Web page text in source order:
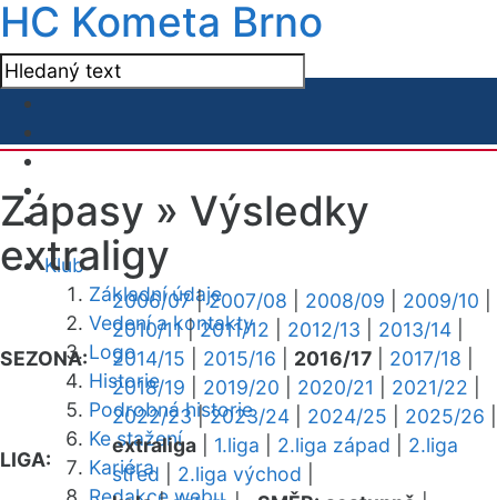
HC Kometa Brno
Klub
Základní údaje
Vedení a kontakty
Logo
Historie
Podrobná historie
Ke stažení
Kariéra
Zápasy » Výsledky
extraligy
SEZONA:
2006/07|2007/08 2008/09 2009/10
2010/11|2011/12 2012/13 2013/14
2014/15
2015/16 2016/17 2017/18
2018/19
2019/20 2020/21 2021/22
2022/23|2023/24 2024/25 2025/26
LIGA:
extraliga 1.liga 2.liga západ
2.liga
střed
2.liga východ